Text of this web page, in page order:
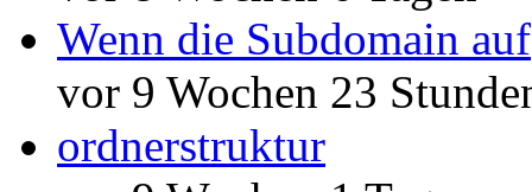
Wenn die Subdomain auf
vor 9 Wochen 23
ordnerstruktur